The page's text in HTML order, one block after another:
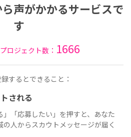
声がかかるサービスで
す
ロジェクト数： 1666
するとできること：
される
「応募したい」を押すと、あなた
人からスカウトメッセージが届く